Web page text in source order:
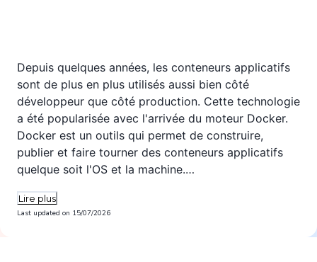
Depuis quelques années, les conteneurs applicatifs
sont de plus en plus utilisés aussi bien côté
développeur que côté production. Cette technologie
a été popularisée avec l'arrivée du moteur Docker.
Docker est un outils qui permet de construire,
publier et faire tourner des conteneurs applicatifs
quelque soit l'OS et la machine.
Cette initiation vous permettra de comprendre les
enjeux et les principes de la conteneurisation. Vous
Lire plus
Last updated on 15/07/2026